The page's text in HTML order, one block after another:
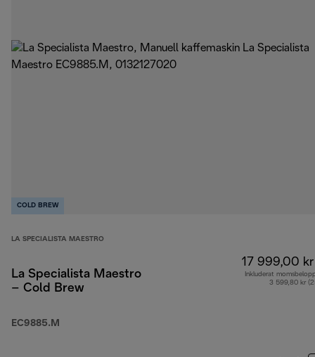
COLD BREW
LA SPECIALISTA MAESTRO
La Specialista Maestro
– Cold Brew
EC9885.M
17 999,00 kr
Inkluderat
3 599,80 kr